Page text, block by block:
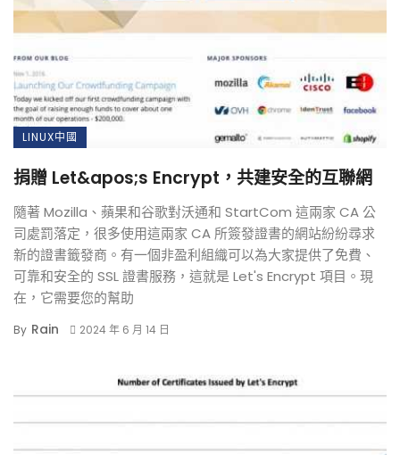
LINUX中國
捐贈 Let&apos;s Encrypt，共建安全的互聯網
隨著 Mozilla、蘋果和谷歌對沃通和 StartCom 這兩家 CA 公
司處罰落定，很多使用這兩家 CA 所簽發證書的網站紛紛尋求
新的證書籤發商。有一個非盈利組織可以為大家提供了免費、
可靠和安全的 SSL 證書服務，這就是 Let's Encrypt 項目。現
在，它需要您的幫助
By Rain 2024 年 6 月 14 日